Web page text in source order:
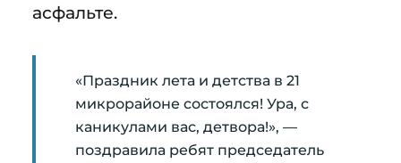
асфальте.
«Праздник лета и детства в 21
микрорайоне состоялся! Ура, с
каникулами вас, детвора!», —
поздравила ребят председатель